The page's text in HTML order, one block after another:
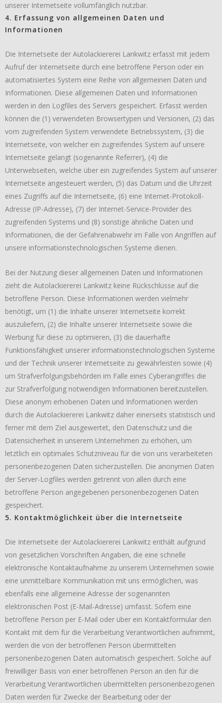
unserer Internetseite vollumfänglich nutzbar.
4. Erfassung von allgemeinen Daten und
Informationen
Die Internetseite der Autolackiererei Lankwitz erfasst mit jedem
Aufruf der Internetseite durch eine betroffene Person oder ein
automatisiertes System eine Reihe von allgemeinen Daten und
Informationen. Diese allgemeinen Daten und Informationen
werden in den Logfiles des Servers gespeichert. Erfasst werden
können die (1) verwendeten Browsertypen und Versionen, (2) das
vom zugreifenden System verwendete Betriebssystem, (3) die
Internetseite, von welcher ein zugreifendes System auf unsere
Internetseite gelangt (sogenannte Referrer), (4) die
Unterwebseiten, welche über ein zugreifendes System auf unserer
Internetseite angesteuert werden, (5) das Datum und die Uhrzeit
eines Zugriffs auf die Internetseite, (6) eine Internet-Protokoll-
Adresse (IP-Adresse), (7) der Internet-Service-Provider des
zugreifenden Systems und (8) sonstige ähnliche Daten und
Informationen, die der Gefahrenabwehr im Falle von Angriffen auf
unsere informationstechnologischen Systeme dienen.
Bei der Nutzung dieser allgemeinen Daten und Informationen
zieht die Autolackiererei Lankwitz keine Rückschlüsse auf die
betroffene Person. Diese Informationen werden vielmehr
benötigt, um (1) die Inhalte unserer Internetseite korrekt
auszuliefern, (2) die Inhalte unserer Internetseite sowie die
Werbung für diese zu optimieren, (3) die dauerhafte
Funktionsfähigkeit unserer informationstechnologischen Systeme
und der Technik unserer Internetseite zu gewährleisten sowie (4)
um Strafverfolgungsbehörden im Falle eines Cyberangriffes die
zur Strafverfolgung notwendigen Informationen bereitzustellen.
Diese anonym erhobenen Daten und Informationen werden
durch die Autolackiererei Lankwitz daher einerseits statistisch und
ferner mit dem Ziel ausgewertet, den Datenschutz und die
Datensicherheit in unserem Unternehmen zu erhöhen, um
letztlich ein optimales Schutzniveau für die von uns verarbeiteten
personenbezogenen Daten sicherzustellen. Die anonymen Daten
der Server-Logfiles werden getrennt von allen durch eine
betroffene Person angegebenen personenbezogenen Daten
gespeichert.
5. Kontaktmöglichkeit über die Internetseite
Die Internetseite der Autolackiererei Lankwitz enthält aufgrund
von gesetzlichen Vorschriften Angaben, die eine schnelle
elektronische Kontaktaufnahme zu unserem Unternehmen sowie
eine unmittelbare Kommunikation mit uns ermöglichen, was
ebenfalls eine allgemeine Adresse der sogenannten
elektronischen Post (E-Mail-Adresse) umfasst. Sofern eine
betroffene Person per E-Mail oder über ein Kontaktformular den
Kontakt mit dem für die Verarbeitung Verantwortlichen aufnimmt,
werden die von der betroffenen Person übermittelten
personenbezogenen Daten automatisch gespeichert. Solche auf
freiwilliger Basis von einer betroffenen Person an den für die
Verarbeitung Verantwortlichen übermittelten personenbezogenen
Daten werden für Zwecke der Bearbeitung oder der